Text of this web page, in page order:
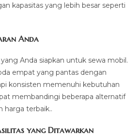
kapasitas yang lebih besar seperti
Anda
Anda siapkan untuk sewa mobil.
empat yang pantas dengan
konsisten memenuhi kebutuhan
membandingi beberapa alternatif
harga terbaik..
yang Ditawarkan